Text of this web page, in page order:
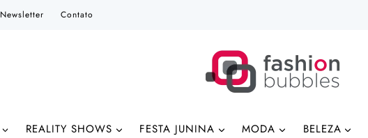
Newsletter Contato
REALITY SHOWS FESTA JUNINA MODA BELEZA